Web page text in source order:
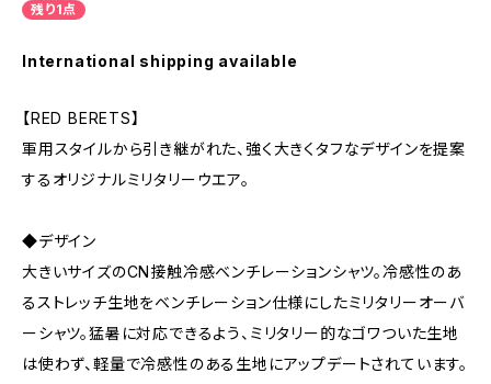
残り1点
International shipping available
【RED BERETS】
軍用スタイルから引き継がれた、強く大きくタフなデザインを提案
するオリジナルミリタリーウエア。
◆デザイン
大きいサイズのCN接触冷感ベンチレーションシャツ。冷感性のあ
るストレッチ生地をベンチレーション仕様にしたミリタリーオーバ
ーシャツ。猛暑に対応できるよう、ミリタリー的なゴワついた生地
は使わず、軽量で冷感性のある生地にアップデートされています。